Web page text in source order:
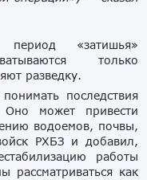
«затишья»
только
разведку.
последствия
Оно может привести
водоемов, почвы,
РХБЗ и добавил,
работы
рассматриваться как